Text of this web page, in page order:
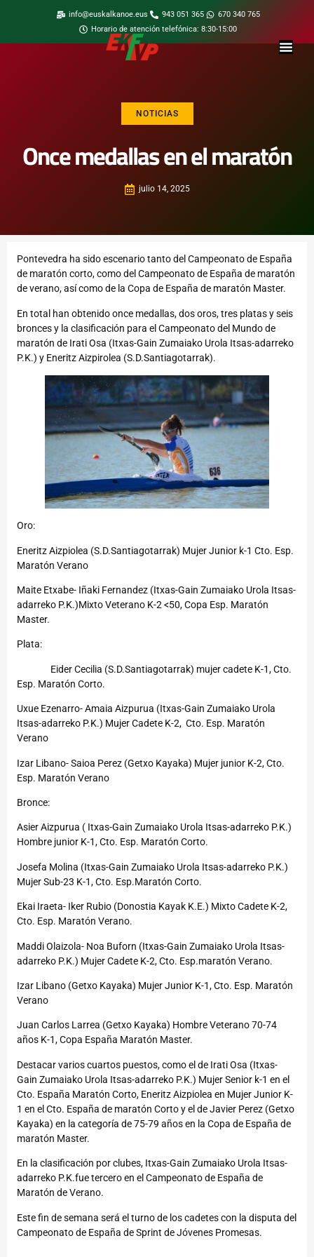
info@euskalkanoe.eus 943 051 365
670 340 765
Horario de atención telefónica: 8:30-15:00
NOTICIAS
Once medallas en el maratón
julio 14, 2025
Pontevedra ha sido escenario tanto del Campeonato de España
de maratón corto, como del Campeonato de España de maratón
de verano, así como de la Copa de España de maratón Master.
En total han obtenido once medallas, dos oros, tres platas y seis
bronces y la clasificación para el Campeonato del Mundo de
maratón de Irati Osa (Itxas-Gain Zumaiako Urola Itsas-adarreko
P.K.) y Eneritz Aizpirolea (S.D.Santiagotarrak).
Oro:
Eneritz Aizpiolea (S.D.Santiagotarrak) Mujer Junior k-1 Cto. Esp.
Maratón Verano
Maite Etxabe- Iñaki Fernandez (Itxas-Gain Zumaiako Urola Itsas-
adarreko P.K.)Mixto Veterano K-2 <50, Copa Esp. Maratón
Master.
Plata:
Eider Cecilia (S.D.Santiagotarrak) mujer cadete K-1, Cto.
Esp. Maratón Corto.
Uxue Ezenarro- Amaia Aizpurua (Itxas-Gain Zumaiako Urola
Itsas-adarreko P.K.) Mujer Cadete K-2, Cto. Esp. Maratón
Verano
Izar Libano- Saioa Perez (Getxo Kayaka) Mujer junior K-2, Cto.
Esp. Maratón Verano
Bronce:
Asier Aizpurua ( Itxas-Gain Zumaiako Urola Itsas-adarreko P.K.)
Hombre junior K-1, Cto. Esp. Maratón Corto.
Josefa Molina (Itxas-Gain Zumaiako Urola Itsas-adarreko P.K.)
Mujer Sub-23 K-1, Cto. Esp.Maratón Corto.
Ekai Iraeta- Iker Rubio (Donostia Kayak K.E.) Mixto Cadete K-2,
Cto. Esp. Maratón Verano.
Maddi Olaizola- Noa Buforn (Itxas-Gain Zumaiako Urola Itsas-
adarreko P.K.) Mujer Cadete K-2, Cto. Esp.maratón Verano.
Izar Libano (Getxo Kayaka) Mujer Junior K-1, Cto. Esp. Maratón
Verano
Juan Carlos Larrea (Getxo Kayaka) Hombre Veterano 70-74
años K-1, Copa España Maratón Master.
Destacar varios cuartos puestos, como el de Irati Osa (Itxas-
Gain Zumaiako Urola Itsas-adarreko P.K.) Mujer Senior k-1 en el
Cto. España Maratón Corto, Eneritz Aizpiolea en Mujer Junior K-
1 en el Cto. España de maratón Corto y el de Javier Perez (Getxo
Kayaka) en la categoría de 75-79 años en la Copa de España de
maratón Master.
En la clasificación por clubes, Itxas-Gain Zumaiako Urola Itsas-
adarreko P.K.fue tercero en el Campeonato de España de
Maratón de Verano.
Este fin de semana será el turno de los cadetes con la disputa del
Campeonato de España de Sprint de Jóvenes Promesas.